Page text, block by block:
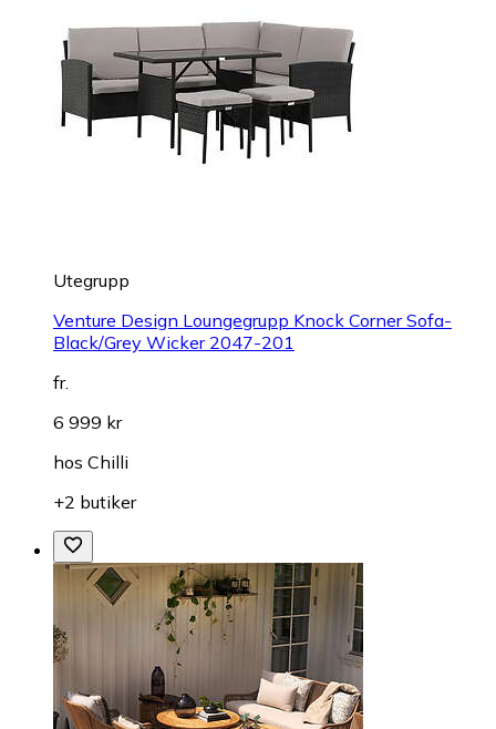
Utegrupp
Venture Design Loungegrupp Knock Corner Sofa-
Black/Grey Wicker 2047-201
fr.
6 999 kr
hos Chilli
+2 butiker